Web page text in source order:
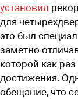
установил
для
это был
заметно
которой как
достижения.
обещание, что